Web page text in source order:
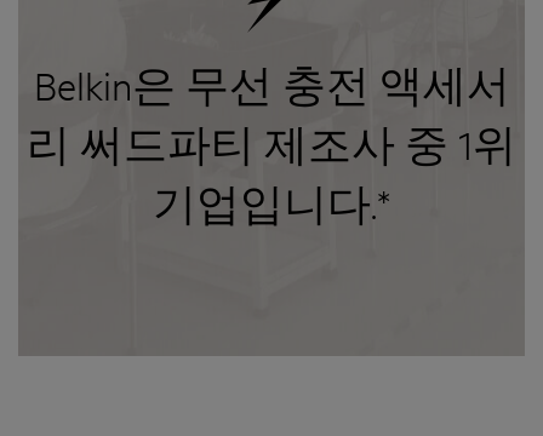
Belkin은 무선 충전 액세서
리 써드파티 제조사 중 1위
기업입니다.*